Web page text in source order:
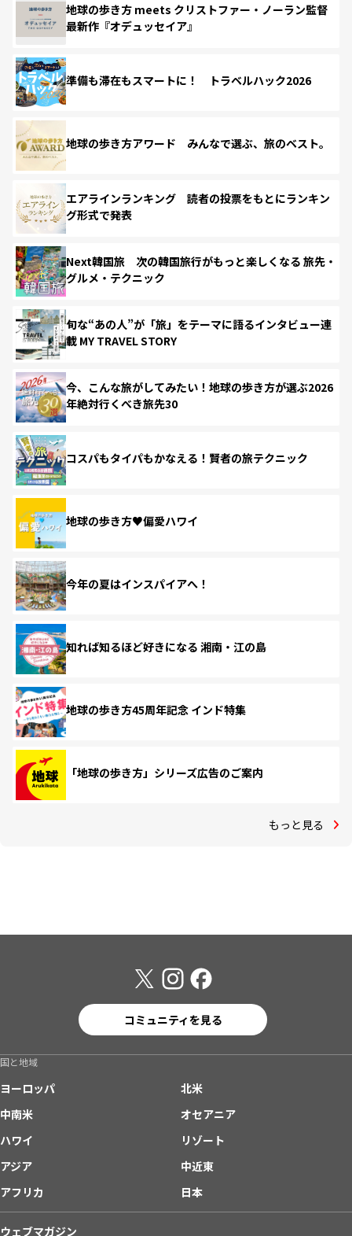
地球の歩き方 meets クリストファー・ノーラン監督
最新作『オデュッセイア』
準備も滞在もスマートに！ トラベルハック2026
地球の歩き方アワード みんなで選ぶ、旅のベスト。
エアラインランキング 読者の投票をもとにランキン
グ形式で発表
Next韓国旅 次の韓国旅行がもっと楽しくなる 旅先・
グルメ・テクニック
旬な“あの人”が「旅」をテーマに語るインタビュー連
載 MY TRAVEL STORY
今、こんな旅がしてみたい！地球の歩き方が選ぶ2026
年絶対行くべき旅先30
コスパもタイパもかなえる！賢者の旅テクニック
地球の歩き方♥偏愛ハワイ
今年の夏はインスパイアへ！
知れば知るほど好きになる 湘南・江の島
地球の歩き方45周年記念 インド特集
「地球の歩き方」シリーズ広告のご案内
もっと見る
コミュニティを見る
国と地域
ヨーロッパ
北米
中南米
オセアニア
ハワイ
リゾート
アジア
中近東
アフリカ
日本
ウェブマガジン